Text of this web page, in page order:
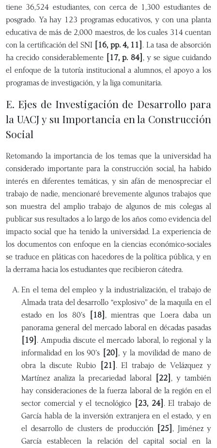
tiene 36,524 estudiantes, con cerca de 1,300 estudiantes de
posgrado. Ya hay 123 programas educativos, y con una planta
educativa de más de 2,000 maestros, de los cuales 314 cuentan
con la certificación del SNI
[16, pp. 4, 11]. La tasa de absorción
ha crecido considerablemente
[17, p. 84] , y se sigue cuidando
el enfoque de la tutoría institucional a alumnos, el apoyo a los
programas de investigación, y la liga comunitaria.
E. Ejes de Investigación de Desarrollo para
la UACJ y su Importancia en la Construcción
Social
Retomando la importancia de los temas que la universidad ha
considerado importante para la construcción social, ha habido
interés en diferentes temáticas, y sin afán de menospreciar el
trabajo de nadie, mencionaré brevemente algunos trabajos que
son muestra del amplio trabajo de algunos de mis colegas al
publicar sus resultados a lo largo de los años como evidencia del
impacto social que ha tenido la universidad. La experiencia de
los documentos con enfoque en la ciencias económico-sociales
se traduce en pláticas con hacedores de la política pública, y en
la derrama hacia los estudiantes que recibieron cátedra.
En el tema del empleo y la industrialización, el trabajo de
Almada trata del desarrollo “explosivo” de la maquila en el
estado en los 80’s
[18] , mientras que Loera daba un
panorama general del mercado laboral en décadas pasadas
[19] . Ampudia discute el mercado laboral, lo regional y la
informalidad en los 90’s
[20], y la movilidad de mano de
obra la discute Rubio
[21] . El trabajo de Velázquez y
Martínez analiza la precariedad laboral
[22] , y también
hay consideraciones de la fuerza laboral de la región en el
sector comercial y el tecnológico
[23, 24] . El trabajo de
García habla de la inversión extranjera en el estado, y en
el desarrollo de clusters de producción
[25] , Jiménez y
García establecen la relación del capital social en la